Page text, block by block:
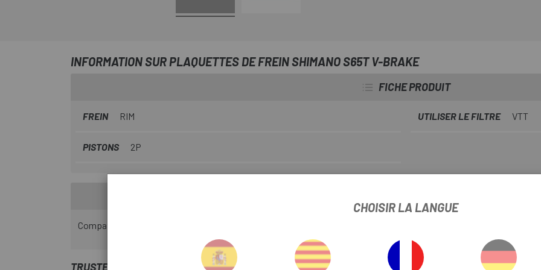
INFORMATION SUR PLAQUETTES DE FREIN SHIMANO S65T V-BRAKE
FICHE PRODUIT
FREIN RIM UTILISER LE FILTRE VTT
PISTONS 2P
Compatible avec SHIMANO, série SHIMANO ALIVIO M410, série SHIMANO ALIVIO T4000, série ACERA M330, série
TRUSTED SHOPS REVIEWS
CHOISIR LA LANGUE